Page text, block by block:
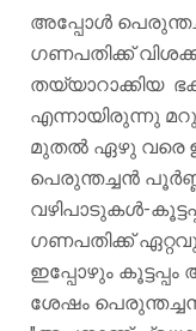
അപ്പോൾ
ഗണപതിക്ക്
തയ്യാറാക്കിയ
എന്നായിരുന്നു
മുതൽ ഏഴു വരെ
പെരുന്തച്ചൻ
വഴിപാടുകൾ-
ഗണപതിക്ക്
ഇപ്പോഴും
ശേഷം